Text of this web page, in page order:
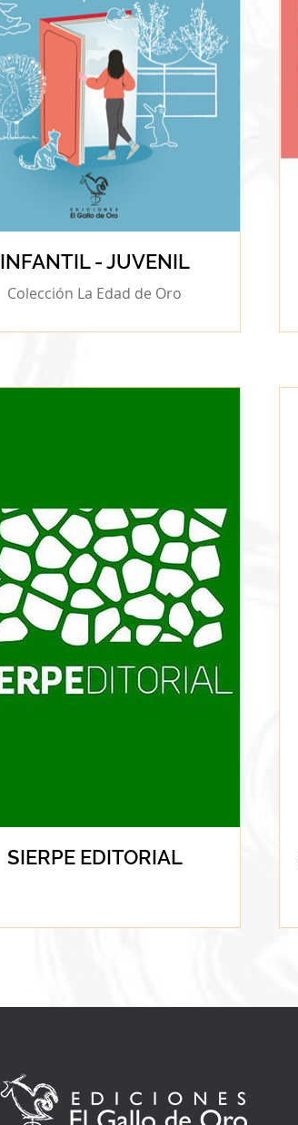
INFANTIL - JUVENIL
Colección La Edad de Oro
SIERPE EDITORIAL